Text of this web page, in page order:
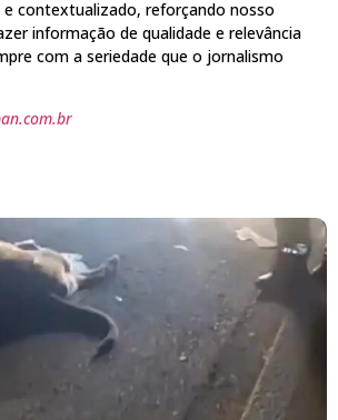
contextualizado, reforçando nosso
informação de qualidade e relevância
com a seriedade que o jornalismo